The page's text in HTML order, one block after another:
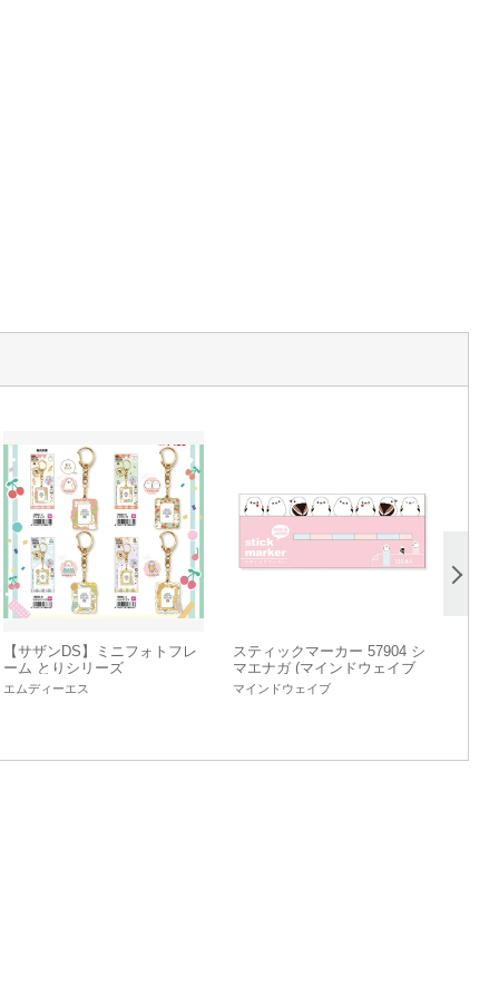
【サザンDS】ミニフォトフレ
ーム とりシリーズ
エムディーエス
スティックマーカー 57904 シ
マエナガ (マインドウェイブ
付箋)
マインドウェイブ